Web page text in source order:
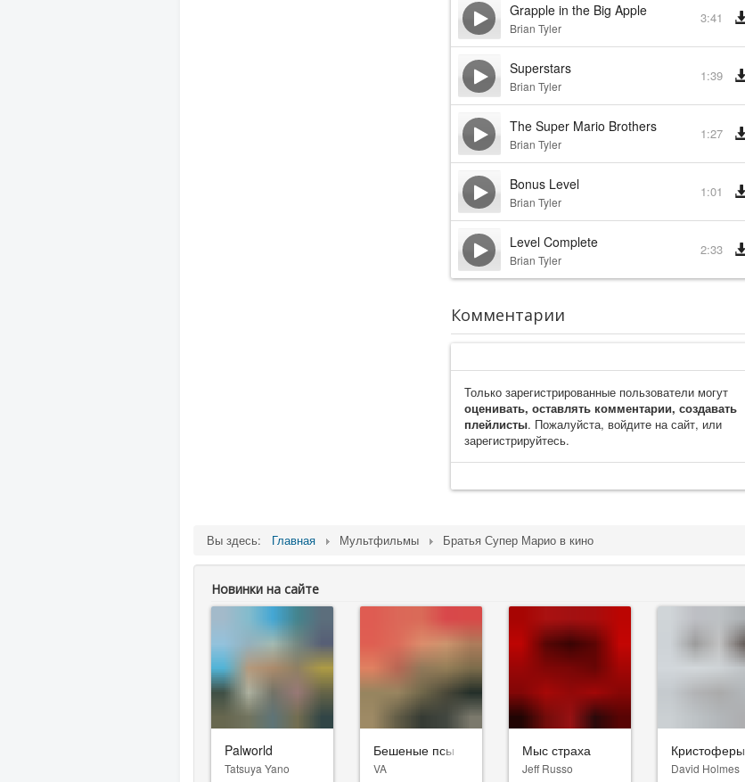
Grapple in the Big Apple
Brian Tyler
3:41
Superstars
Brian Tyler
1:39
The Super Mario Brothers
Brian Tyler
1:27
Bonus Level
Brian Tyler
1:01
Level Complete
Brian Tyler
2:33
Комментарии
Только зарегистрированные пользователи могут
оценивать, оставлять комментарии, создавать
плейлисты. Пожалуйста, войдите на сайт, или
зарегистрируйтесь.
Вы здесь: Главная Мультфильмы Братья Супер Марио в кино
Новинки на сайте
Palworld
Tatsuya Yano
Бешеные псы
VA
Мыс страха
Jeff Russo
Кристоферы
David Holmes